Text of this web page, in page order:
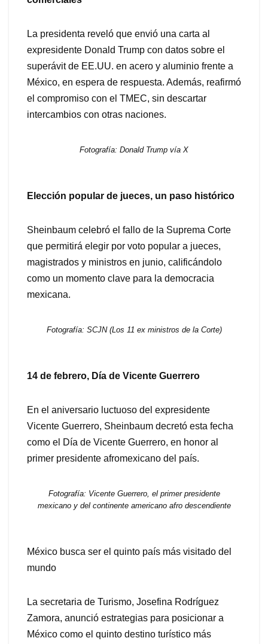
La presidenta reveló que envió una carta al
expresidente Donald Trump con datos sobre el
superávit de EE.UU. en acero y aluminio frente a
México, en espera de respuesta. Además, reafirmó
el compromiso con el TMEC, sin descartar
intercambios con otras naciones.
Fotografía: Donald Trump vía X
Elección popular de jueces, un paso histórico
Sheinbaum celebró el fallo de la Suprema Corte
que permitirá elegir por voto popular a jueces,
magistrados y ministros en junio, calificándolo
como un momento clave para la democracia
mexicana.
Fotografía: SCJN (Los 11 ex ministros de la Corte)
14 de febrero, Día de Vicente Guerrero
En el aniversario luctuoso del expresidente
Vicente Guerrero, Sheinbaum decretó esta fecha
como el Día de Vicente Guerrero, en honor al
primer presidente afromexicano del país.
Fotografía: Vicente Guerrero, el primer presidente
mexicano y del continente americano afro descendiente
México busca ser el quinto país más visitado del
mundo
La secretaria de Turismo, Josefina Rodríguez
Zamora, anunció estrategias para posicionar a
México como el quinto destino turístico más